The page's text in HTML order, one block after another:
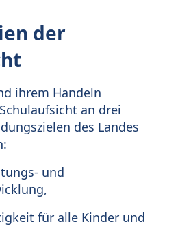
der
ihrem Handeln
an drei
des Landes
und
für alle Kinder und